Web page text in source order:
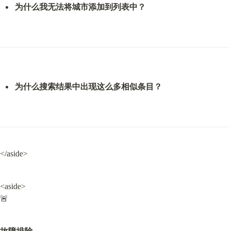
为什么我无法将城市添加到列表中？
为什么搜索结果中出现这么多相似条目？
</aside>
<aside>
🚨